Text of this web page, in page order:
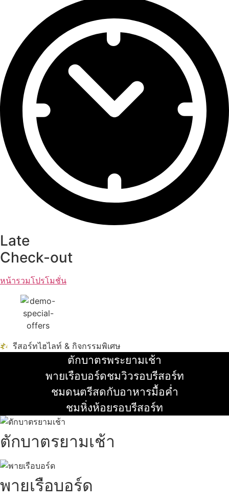
Late
Check-out
หน้ารวมโปรโมชั่น
รีสอร์ทไฮไลท์ & กิจกรรมพิเศษ
ตักบาตรพระยามเช้า
อ่านเพิ่ม
พายเรือบอร์ดชมวิวรอบรีสอร์ท
อ่านเพิ่ม
ชมดนตรีสดกับอาหารมื้อค่ำ
อ่านเพิ่ม
ชมหิ่งห้อยรอบรีสอร์ท
ตักบาตรยามเช้า
พายเรือบอร์ด